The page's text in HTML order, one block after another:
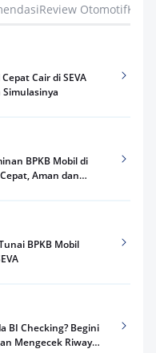
Review Otomotif
Cair di SEVA
Simulasinya
BPKB Mobil di
Aman dan
BPKB Mobil
BI Checking? Begini
Mengecek Riwayat